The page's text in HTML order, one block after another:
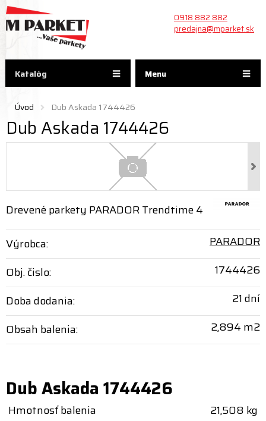
Menu
0918 882 882
predajna@mparket.sk
Úvod Dub Askada 1744426
Dub Askada 1744426
Drevené parkety PARADOR Trendtime 4
Výrobca:
PARADOR
Obj. čislo:
1744426
Doba dodania:
21 dní
Obsah balenia:
2,894 m2
Dub Askada 1744426
Hmotnosť balenia
21,508 kg
Katalóg